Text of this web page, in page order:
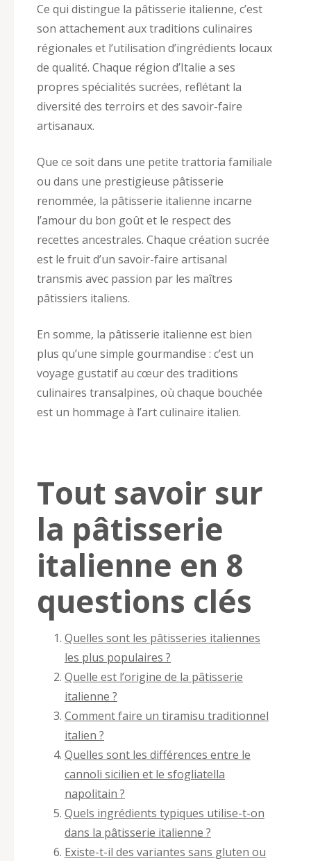
Ce qui distingue la pâtisserie italienne, c’est
son attachement aux traditions culinaires
régionales et l’utilisation d’ingrédients locaux
de qualité. Chaque région d’Italie a ses
propres spécialités sucrées, reflétant la
diversité des terroirs et des savoir-faire
artisanaux.
Que ce soit dans une petite trattoria familiale
ou dans une prestigieuse pâtisserie
renommée, la pâtisserie italienne incarne
l’amour du bon goût et le respect des
recettes ancestrales. Chaque création sucrée
est le fruit d’un savoir-faire artisanal
transmis avec passion par les maîtres
pâtissiers italiens.
En somme, la pâtisserie italienne est bien
plus qu’une simple gourmandise : c’est un
voyage gustatif au cœur des traditions
culinaires transalpines, où chaque bouchée
est un hommage à l’art culinaire italien.
Tout savoir sur
la pâtisserie
italienne en 8
questions clés
Quelles sont les pâtisseries italiennes
les plus populaires ?
Quelle est l’origine de la pâtisserie
italienne ?
Comment faire un tiramisu traditionnel
italien ?
Quelles sont les différences entre le
cannoli sicilien et le sfogliatella
napolitain ?
Quels ingrédients typiques utilise-t-on
dans la pâtisserie italienne ?
Existe-t-il des variantes sans gluten ou